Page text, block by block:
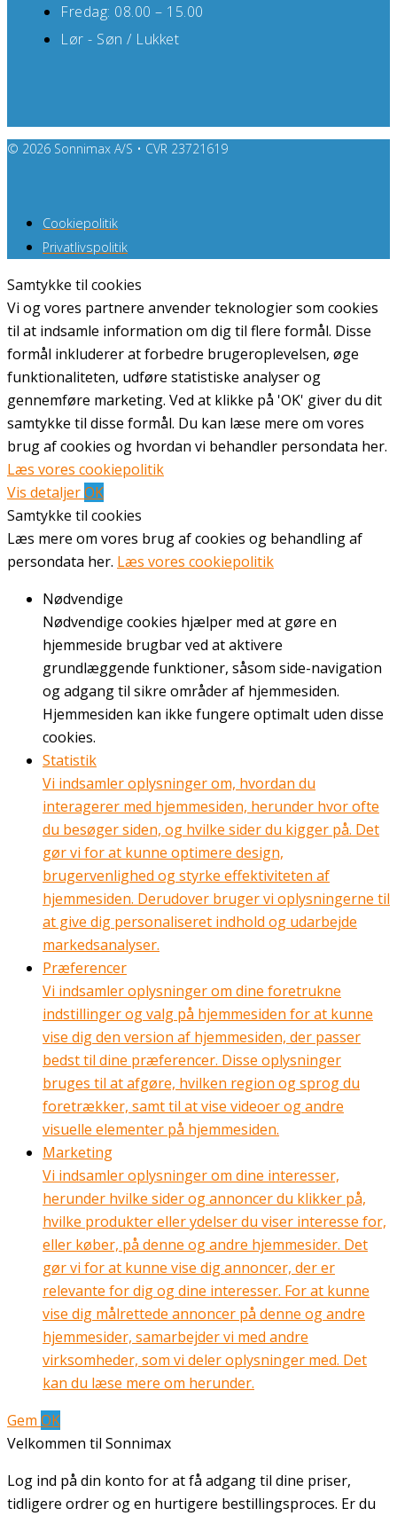
Fredag: 08.00 – 15.00
Lør - Søn / Lukket
© 2026 Sonnimax A/S • CVR 23721619
Cookiepolitik
Privatlivspolitik
Samtykke til cookies
Vi og vores partnere anvender teknologier som cookies
til at indsamle information om dig til flere formål. Disse
formål inkluderer at forbedre brugeroplevelsen, øge
funktionaliteten, udføre statistiske analyser og
gennemføre marketing. Ved at klikke på 'OK' giver du dit
samtykke til disse formål. Du kan læse mere om vores
brug af cookies og hvordan vi behandler persondata her.
Læs vores cookiepolitik
Vis detaljerOK
Samtykke til cookies
Læs mere om vores brug af cookies og behandling af
persondata her. Læs vores cookiepolitik
Nødvendige
Nødvendige cookies hjælper med at gøre en
hjemmeside brugbar ved at aktivere
grundlæggende funktioner, såsom side-navigation
og adgang til sikre områder af hjemmesiden.
Hjemmesiden kan ikke fungere optimalt uden disse
cookies.
Statistik
Vi indsamler oplysninger om, hvordan du
interagerer med hjemmesiden, herunder hvor ofte
du besøger siden, og hvilke sider du kigger på. Det
gør vi for at kunne optimere design,
brugervenlighed og styrke effektiviteten af
hjemmesiden. Derudover bruger vi oplysningerne til
at give dig personaliseret indhold og udarbejde
markedsanalyser.
Præferencer
Vi indsamler oplysninger om dine foretrukne
indstillinger og valg på hjemmesiden for at kunne
vise dig den version af hjemmesiden, der passer
bedst til dine præferencer. Disse oplysninger
bruges til at afgøre, hvilken region og sprog du
foretrækker, samt til at vise videoer og andre
visuelle elementer på hjemmesiden.
Marketing
Vi indsamler oplysninger om dine interesser,
herunder hvilke sider og annoncer du klikker på,
hvilke produkter eller ydelser du viser interesse for,
eller køber, på denne og andre hjemmesider. Det
gør vi for at kunne vise dig annoncer, der er
relevante for dig og dine interesser. For at kunne
vise dig målrettede annoncer på denne og andre
hjemmesider, samarbejder vi med andre
virksomheder, som vi deler oplysninger med. Det
kan du læse mere om herunder.
Gem OK
Velkommen til Sonnimax
Log ind på din konto for at få adgang til dine priser,
tidligere ordrer og en hurtigere bestillingsproces. Er du